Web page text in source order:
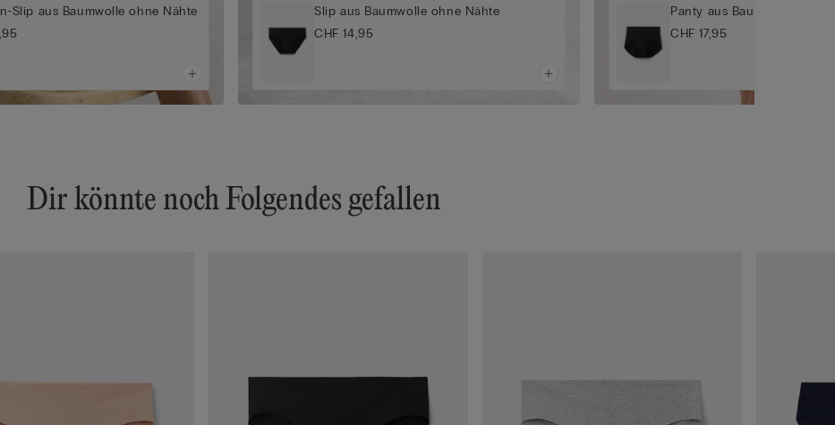
Slip aus Baumwolle ohne Nähte
Slip aus Baumwolle ohne Nähte
CHF 14,95
Panty aus Baumwolle ohne
CHF 17,95
Dir könnte noch Folgendes gefallen